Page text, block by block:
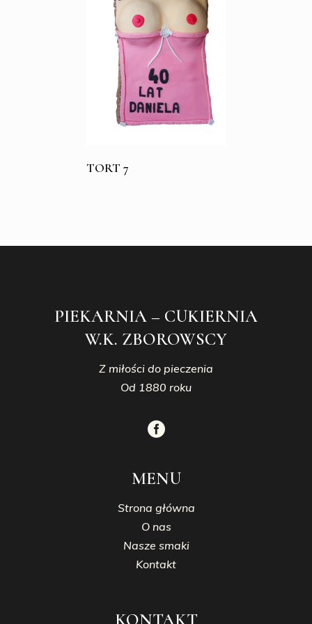
TORT 7
PIEKARNIA – CUKIERNIA
W.K. ZBOROWSCY
Z miłości do pieczenia
Od 1880 roku
MENU
Strona główna
O nas
Nasze smaki
Kontakt
KONTAKT